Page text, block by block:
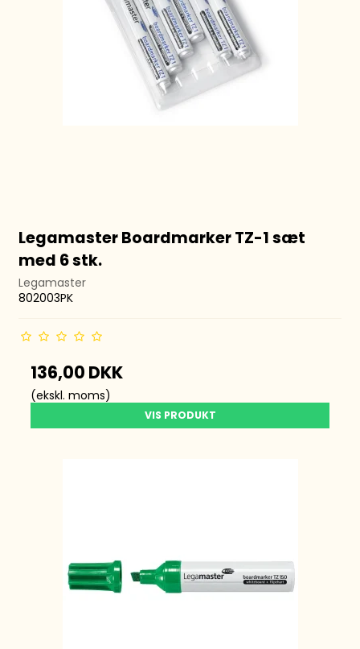
Legamaster Boardmarker TZ-1 sæt
med 6 stk.
Legamaster
802003PK
136,00 DKK
(ekskl. moms)
VIS PRODUKT